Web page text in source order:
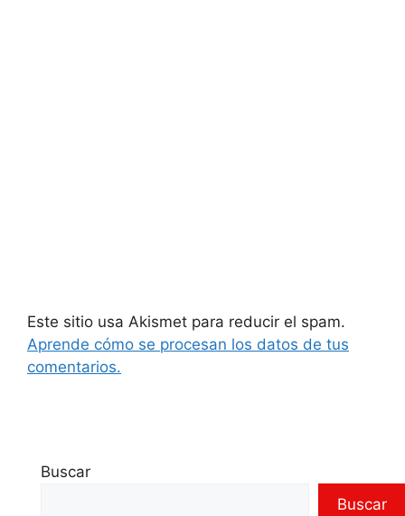
Este sitio usa Akismet para reducir el spam.
Aprende cómo se procesan los datos de tus
comentarios.
Buscar
Buscar